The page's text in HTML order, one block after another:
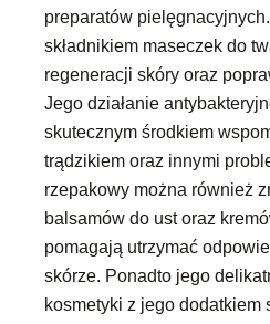
preparatów
składnikiem maseczek do
regeneracji skóry oraz
Jego działanie
skutecznym środkiem
trądzikiem oraz innymi
rzepakowy można również
balsamów do ust oraz
pomagają utrzymać
skórze. Ponadto jego
kosmetyki z jego dodatkiem